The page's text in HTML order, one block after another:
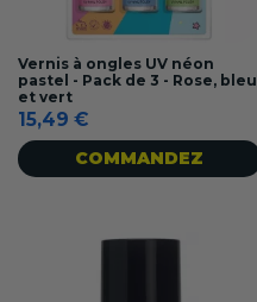
Vernis à ongles UV néon
pastel - Pack de 3 - Rose, bleu
et vert
15,49 €
COMMANDEZ